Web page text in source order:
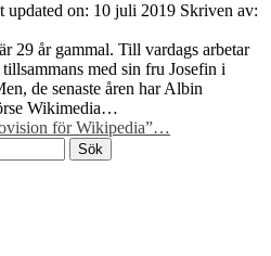
updated on: 10 juli 2019 Skriven av:
29 år gammal. Till vardags arbetar
med sin fru Josefin i
de senaste åren har Albin
Wikimedia…
för Wikipedia”…